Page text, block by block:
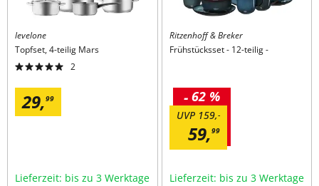
levelone
Topfset, 4-teilig Mars
2
29,99
Lieferzeit: bis zu 3 Werktage
Ritzenhoff & Breker
Frühstücksset
12-teilig
159,-
UVP
59,99
62 %
-
Lieferzeit: bis zu 3 Werktage